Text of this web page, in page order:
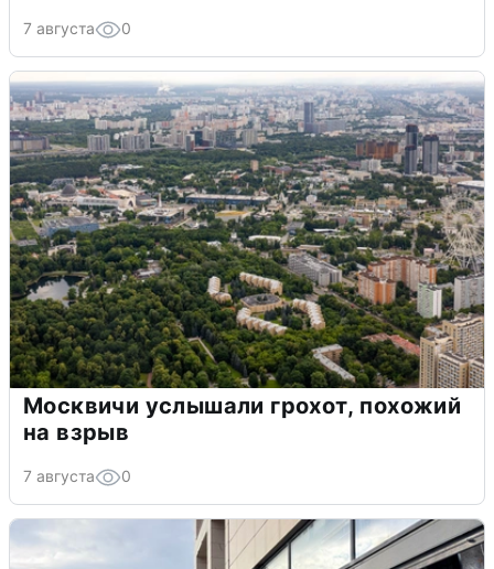
7 августа 0
Москвичи услышали грохот, похожий
на взрыв
7 августа 0